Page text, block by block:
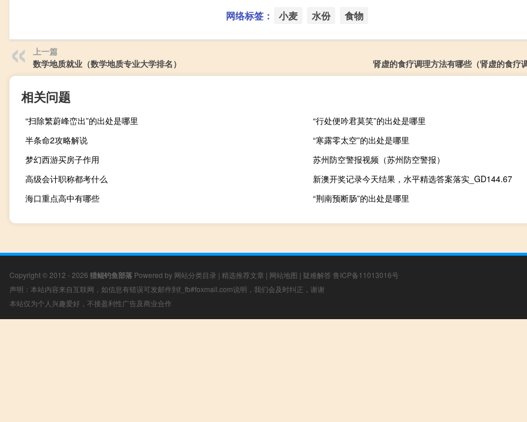
网络标签： 小麦 水份 食物
上一篇
数学地质就业（数学地质专业大学排名）
肾虚的食疗调理方法有哪些（肾虚的食疗
相关问题
“扫除繁蔚峰峦出”的出处是哪里
“行处便吟君莫笑”的出处是哪里
半条命2攻略解说
“寒露零太空”的出处是哪里
梦幻西游买房子作用
苏州防空警报视频（苏州防空警报）
高级会计职称都考什么
新澳开奖记录今天结果，水平精选答案落实_GD144.67
海口重点高中有哪些
“荆南预断肠”的出处是哪里
Copyright © 2012 - 2026 猎鲲钓鱼部落 Powered by 网站分类目录 | 精选推荐文章 | 网站地图 | 疑难解答 鲁ICP备11013016号
声明：本站内容来自互联网，如信息有错误可发邮件到f_fb#foxmail.com说明，我们会及时纠正，谢谢
本站仅为个人兴趣爱好，不接盈利性广告及商业合作